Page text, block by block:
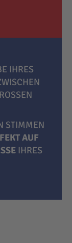
IHRES
P
STIMMEN
AUF
IHRES